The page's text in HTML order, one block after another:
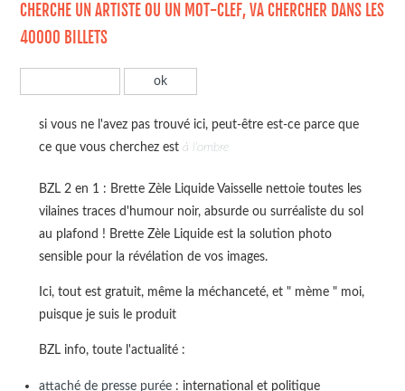
CHERCHE UN ARTISTE OU UN MOT-CLEF, VA CHERCHER DANS LES
40000 BILLETS
si vous ne l'avez pas trouvé ici, peut-être est-ce parce que
ce que vous cherchez est à l'ombre
BZL 2 en 1 : Brette Zèle Liquide Vaisselle nettoie toutes les
vilaines traces d'humour noir, absurde ou surréaliste du sol
au plafond ! Brette Zèle Liquide est la solution photo
sensible pour la révélation de vos images.
Ici, tout est gratuit, même la méchanceté, et " mème " moi,
puisque je suis le produit
BZL info, toute l'actualité :
attaché de presse purée: international et politique